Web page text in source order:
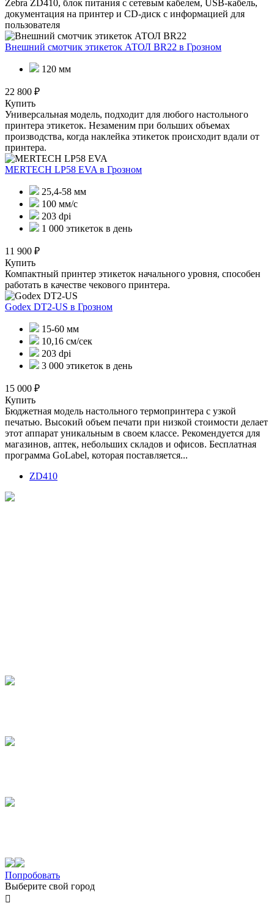
Zebra ZD410, блок питания с сетевым кабелем, USB-кабель,
документация на принтер и СD-диск с информацией для
пользователя
Внешний смотчик этикеток АТОЛ BR22 в Грозном
120 мм
22 800 ₽
Купить
Универсальная модель, подходит для любого настольного
принтера этикеток. Незаменим при больших объемах
производства, когда наклейка этикеток происходит вдали от
принтера.
MERTECH LP58 EVA в Грозном
25,4-58 мм
100 мм/с
203 dpi
1 000 этикеток в день
11 900 ₽
Купить
Компактный принтер этикеток начального уровня, способен
работать в качестве чекового принтера.
Godex DT2-US в Грозном
15-60 мм
10,16 см/сек
203 dpi
3 000 этикеток в день
15 000 ₽
Купить
Бюджетная модель настольного термопринтера с узкой
печатью. Высокий объем печати при низкой стоимости делает
этот аппарат уникальным в своем классе. Рекомендуется для
магазинов, аптек, небольших складов и офисов. Бесплатная
программа GoLabel, которая поставляется...
ZD410
Попробовать
Выберите свой город
